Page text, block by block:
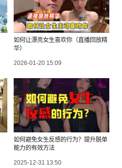
如何让漂亮女生喜欢你（直播回放精
华）
2026-01-20 15:09
如何避免女生反感的行为？提升脱单
能力的有效方法
2025-12-31 13:50